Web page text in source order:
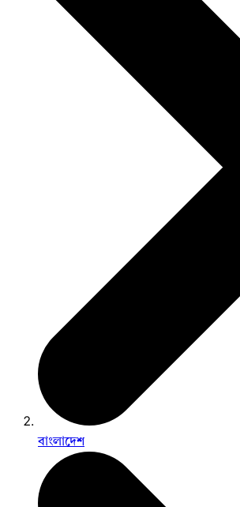
বাংলাদেশ